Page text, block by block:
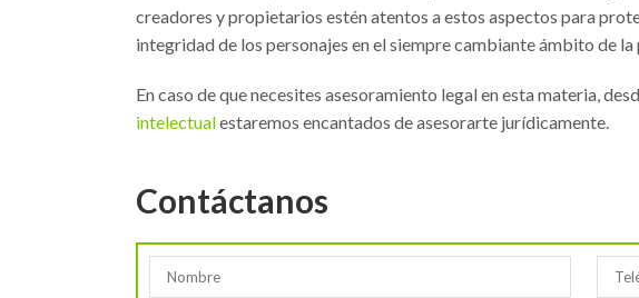
creadores y propietarios estén atentos a estos aspectos para
integridad de los personajes en el siempre cambiante ámbito de
En caso de que necesites asesoramiento legal en esta materia,
intelectualestaremos encantados de asesorarte jurídicamente.
Contáctanos